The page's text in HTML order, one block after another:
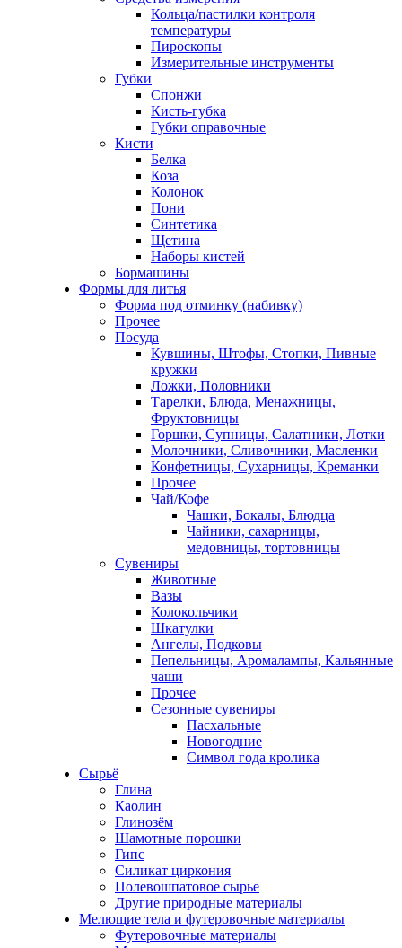
Кольца/пастилки контроля
температуры
Пироскопы
Измерительные инструменты
Губки
Спонжи
Кисть-губка
Губки оправочные
Кисти
Белка
Коза
Колонок
Пони
Синтетика
Щетина
Наборы кистей
Бормашины
Формы для литья
Форма под отминку (набивку)
Прочее
Посуда
Кувшины, Штофы, Стопки, Пивные
кружки
Ложки, Половники
Тарелки, Блюда, Менажницы,
Фруктовницы
Горшки, Супницы, Салатники, Лотки
Молочники, Сливочники, Масленки
Конфетницы, Сухарницы, Креманки
Прочее
Чай/Кофе
Чашки, Бокалы, Блюдца
Чайники, сахарницы,
медовницы, тортовницы
Сувениры
Животные
Вазы
Колокольчики
Шкатулки
Ангелы, Подковы
Пепельницы, Аромалампы, Кальянные
чаши
Прочее
Сезонные сувениры
Пасхальные
Новогодние
Символ года кролика
Сырьё
Глина
Каолин
Глинозём
Шамотные порошки
Гипс
Силикат циркония
Полевошпатовое сырье
Другие природные материалы
Мелющие тела и футеровочные материалы
Футеровочные материалы